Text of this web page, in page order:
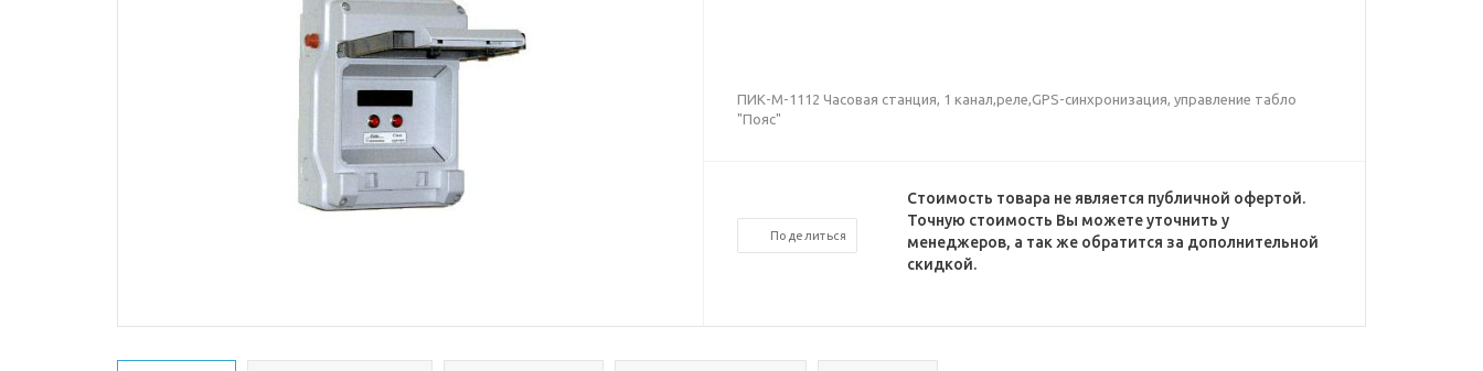
ПИК-М-1112 Часовая станция, 1 канал,реле,GPS-синхронизация, управление табло
"Пояс"
Поделиться
Стоимость товара не является публичной офертой.
Точную стоимость Вы можете уточнить у
менеджеров, а так же обратится за дополнительной
скидкой.